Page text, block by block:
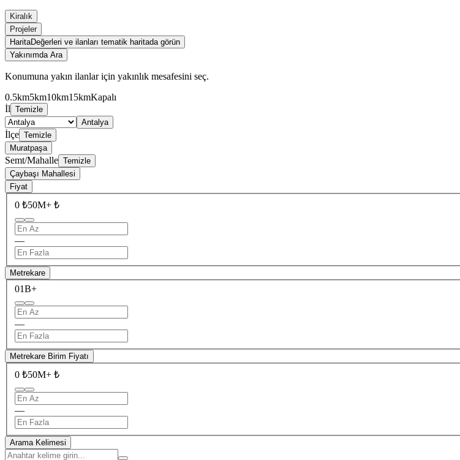
Kiralık
Projeler
HaritaDeğerleri ve ilanları tematik haritada görün
Yakınımda Ara
Konumuna yakın ilanlar için yakınlık mesafesini seç.
0.5km5km10km15kmKapalı
İl Temizle
Antalya
İlçe Temizle
Muratpaşa
Semt/Mahalle Temizle
Çaybaşı Mahallesi
Fiyat
0 ₺50M+ ₺
—
Metrekare
01B+
—
Metrekare Birim Fiyatı
0 ₺50M+ ₺
—
Arama Kelimesi